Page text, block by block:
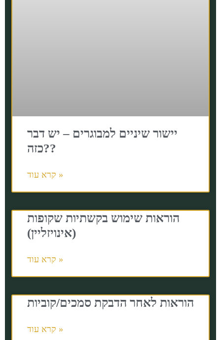
יישור שיניים למבוגרים – יש דבר
כזה??
קרא עוד »
הוראות שימוש בקשתיות שקופות
(אינויזליין)
קרא עוד »
הוראות לאחר הדבקת סמכים/קוביות
קרא עוד »